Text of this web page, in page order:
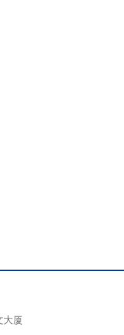
大厦